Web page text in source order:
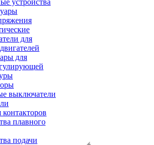
устройства
для
для
выключатели
контакторов
плавного
подачи